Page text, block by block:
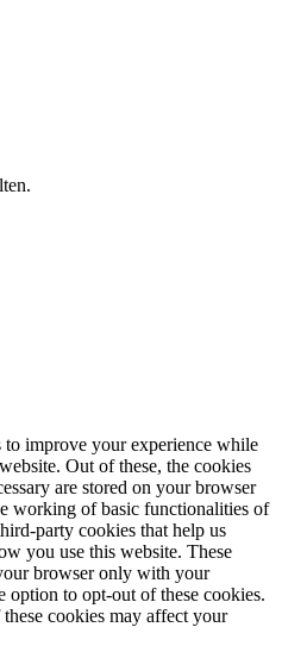
to improve your experience while
Out of these, the cookies
are stored on your browser
working of basic functionalities of
party cookies that help us
you use this website. These
browser only with your
option to opt-out of these cookies.
cookies may affect your